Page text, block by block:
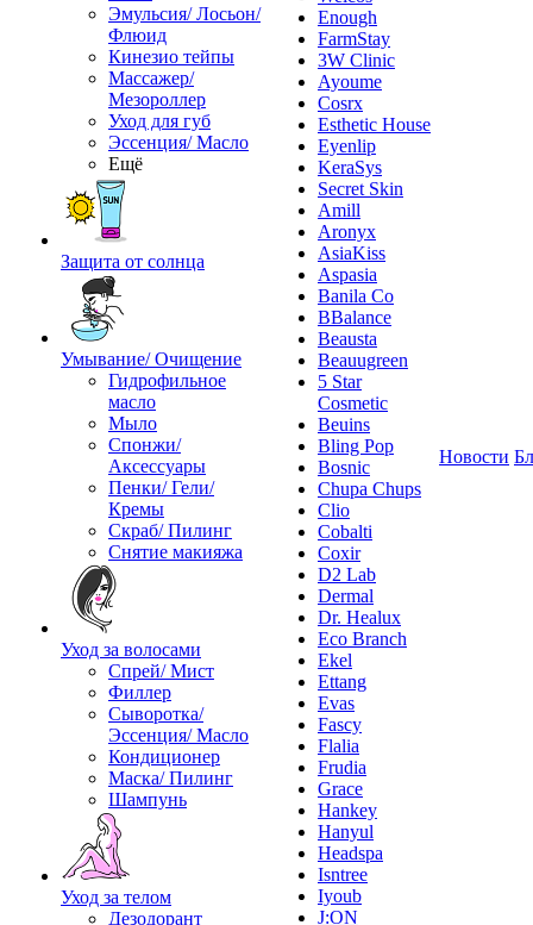
Эмульсия/ Лосьон/
Флюид
Кинезио тейпы
Массажер/
Мезороллер
Уход для губ
Эссенция/ Масло
Ещё
Защита от солнца
Умывание/ Очищение
Гидрофильное
масло
Мыло
Спонжи/
Аксессуары
Пенки/ Гели/
Кремы
Скраб/ Пилинг
Снятие макияжа
Уход за волосами
Спрей/ Мист
Филлер
Сыворотка/
Эссенция/ Масло
Кондиционер
Маска/ Пилинг
Шампунь
Уход за телом
Дезодорант
Enough
FarmStay
3W Clinic
Ayoume
Cosrx
Esthetic House
Eyenlip
KeraSys
Secret Skin
Amill
Aronyx
AsiaKiss
Aspasia
Banila Co
BBalance
Beausta
Beauugreen
5 Star
Cosmetic
Beuins
Bling Pop
Bosnic
Chupa Chups
Clio
Cobalti
Coxir
D2 Lab
Dermal
Dr. Healux
Eco Branch
Ekel
Ettang
Evas
Fascy
Flalia
Frudia
Grace
Hankey
Hanyul
Headspa
Isntree
Iyoub
J:ON
Новости